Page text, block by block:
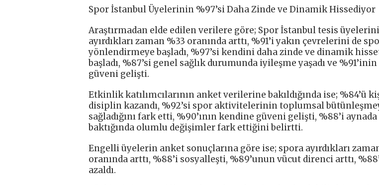
Spor İstanbul Üyelerinin %97’si Daha Zinde ve Dinamik Hissediyor
Araştırmadan elde edilen verilere göre; Spor İstanbul tesis
ayırdıkları zaman %33 oranında arttı, %91’i yakın çevrelerini de
yönlendirmeye başladı, %97’si kendini daha zinde ve dinamik
başladı, %87’si genel sağlık durumunda iyileşme yaşadı ve
güveni gelişti.
Etkinlik katılımcılarının anket verilerine bakıldığında ise; %84’ü
disiplin kazandı, %92’si spor aktivitelerinin toplumsal
sağladığını fark etti, %90’ının kendine güveni gelişti, %88’i
baktığında olumlu değişimler fark ettiğini belirtti.
Engelli üyelerin anket sonuçlarına göre ise; spora ayırdıkları
oranında arttı, %88’i sosyalleşti, %89’unun vücut direnci arttı,
azaldı.